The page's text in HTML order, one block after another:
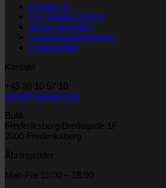
Kontakt os
Om Slagtøj Centret
Vores værksted
Forretningsbetingelser
Cookiepolitik
Kontakt
+45 38 10 57 10
shop@slagtojctr.dk
Butik
Frederiksberg Bredegade 1F
2000 Frederiksberg
Åbningstider
Man-Fre 11.00 – 18.00